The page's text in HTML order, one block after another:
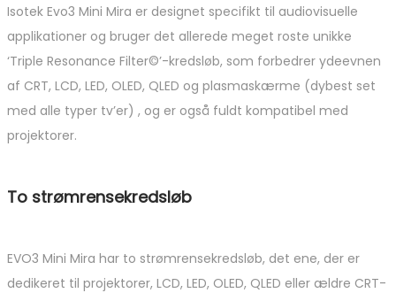
Isotek Evo3 Mini Mira er designet specifikt til audiovisuelle
applikationer og bruger det allerede meget roste unikke
‘Triple Resonance Filter©’-kredsløb, som forbedrer ydeevnen
af ​​CRT, LCD, LED, OLED, QLED og plasmaskærme (dybest set
med alle typer tv’er) , og er også fuldt kompatibel med
projektorer.
To strømrensekredsløb
EVO3 Mini Mira har to strømrensekredsløb, det ene, der er
dedikeret til projektorer, LCD, LED, OLED, QLED eller ældre CRT-